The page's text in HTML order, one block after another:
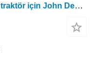
John Deere 8130-8430 tekerlekli traktör için John Deere RE210102 hava filtresi